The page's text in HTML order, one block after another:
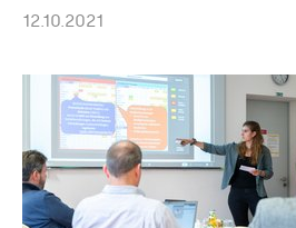
12.10.2021